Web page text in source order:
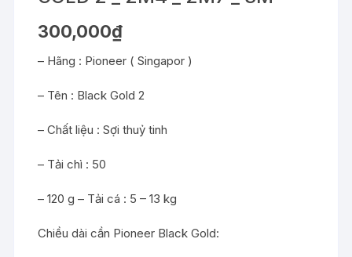
300,000₫
– Hãng : Pioneer ( Singapor )
– Tên : Black Gold 2
– Chất liệu : Sợi thuỷ tinh
– Tải chì : 50
– 120 g – Tải cá : 5 – 13 kg
Chiều dài cần Pioneer Black Gold: